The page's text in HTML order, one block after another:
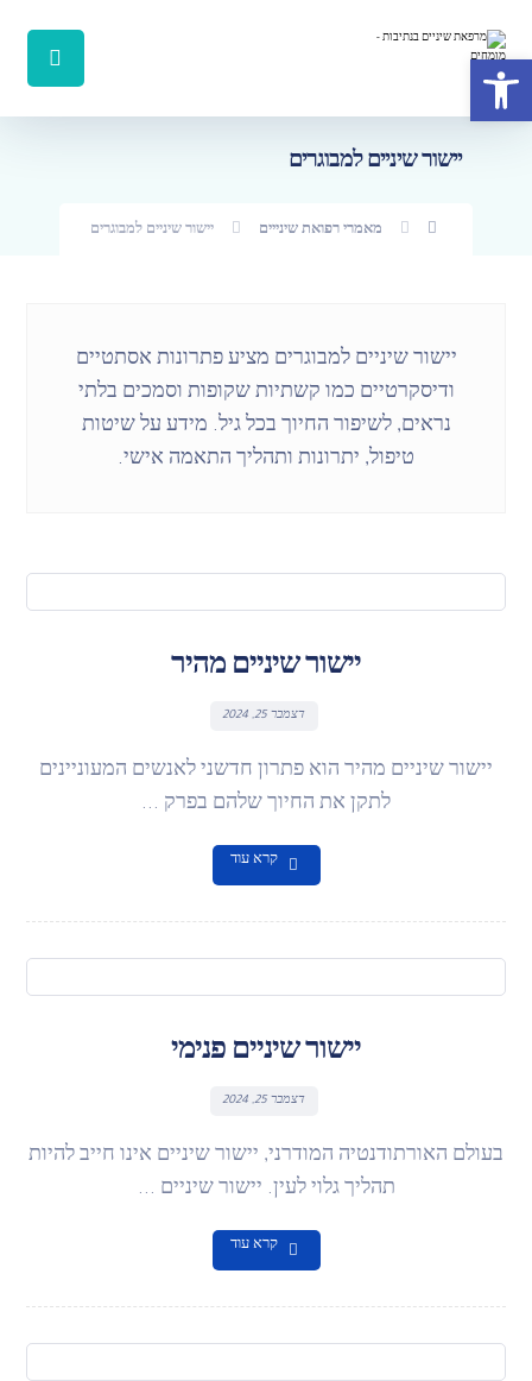
פתח סרגל נגישות
יישור שיניים למבוגרים
מאמרי רפואת שינייים יישור שיניים למבוגרים
יישור שיניים למבוגרים מציע פתרונות אסתטיים
ודיסקרטיים כמו קשתיות שקופות וסמכים בלתי
נראים, לשיפור החיוך בכל גיל. מידע על שיטות
טיפול, יתרונות ותהליך התאמה אישי.
יישור שיניים מהיר
דצמבר 25, 2024
יישור שיניים מהיר הוא פתרון חדשני לאנשים המעוניינים
לתקן את החיוך שלהם בפרק ...
קרא עוד
יישור שיניים פנימי
דצמבר 25, 2024
בעולם האורתודנטיה המודרני, יישור שיניים אינו חייב להיות
תהליך גלוי לעין. יישור שיניים ...
קרא עוד